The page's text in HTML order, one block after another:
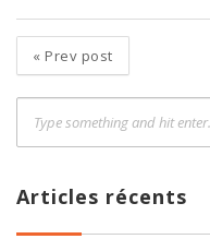
« Prev post
Articles récents